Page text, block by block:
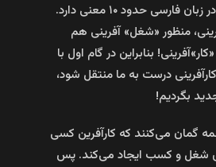
به‌علاوه واژه کار نیز در زبان فارسی حدود ۱۰ معنی دارد.
منظور «شغل» آفرینی هم
بنابراین در گام اول با
درست به ما منتقل شود،
بگردیم!
گمان می‌کنند که کارآفرین کسی
شغل و کسب ایجاد می‌کند. پس